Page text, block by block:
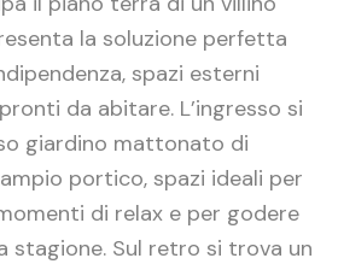
la soluzione perfetta
spazi esterni
da abitare. L’ingresso si
giardino mattonato di
portico, spazi ideali per
di relax e per godere
stagione. Sul retro si trova un